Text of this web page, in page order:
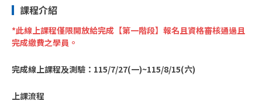
課程介紹
*此線上課程僅限開放給完成【第一階段】報名且資格審核通過且
完成繳費之學員。
完成線上課程及測驗：115/7/27(一)~115/8/15(六)
上課流程